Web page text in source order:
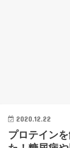
2020.12.22
プロテイン